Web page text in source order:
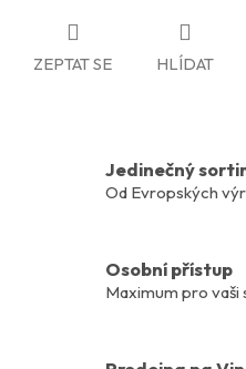
ZEPTAT SE HLÍDAT
Jedinečný
Od Evropských
Osobní přístup
Maximum pro